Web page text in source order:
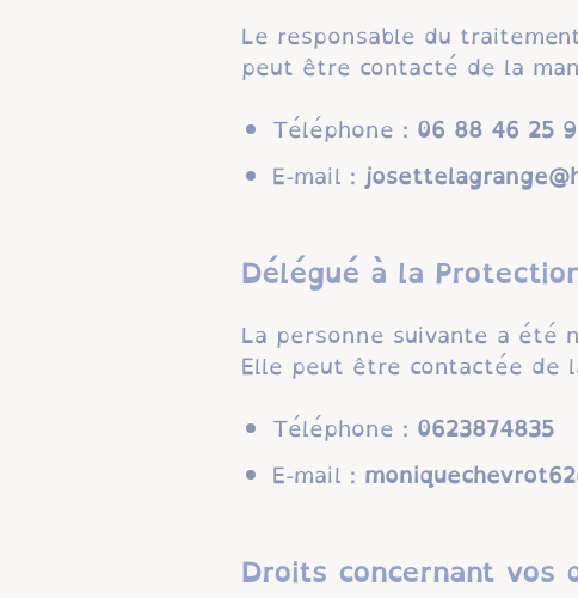
Le responsable du
peut être contacté de la
Téléphone : 59 52 64 88
E-mail :
Délégué à la
La personne suivante a été
Elle peut être contactée de
Téléphone : 5384783260
E-mail :
Droits concernant vos